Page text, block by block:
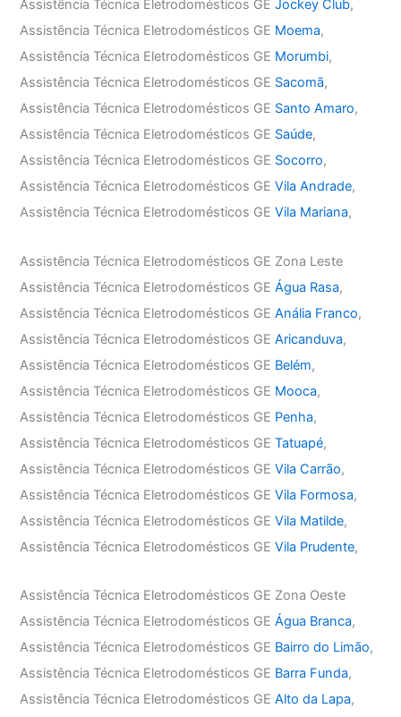
Assistência Técnica Eletrodomésticos GEJockey Club,
Assistência Técnica Eletrodomésticos GE Moema,
Assistência Técnica Eletrodomésticos GE Morumbi,
Assistência Técnica Eletrodomésticos GE Sacomã,
Assistência Técnica Eletrodomésticos GE Santo Amaro,
Assistência Técnica Eletrodomésticos GE Saúde,
Assistência Técnica Eletrodomésticos GE Socorro,
Assistência Técnica Eletrodomésticos GEVila Andrade,
Assistência Técnica Eletrodomésticos GEVila Mariana,
Assistência Técnica Eletrodomésticos GE Zona Leste
Assistência Técnica Eletrodomésticos GEÁgua Rasa,
Assistência Técnica Eletrodomésticos GEAnália Franco,
Assistência Técnica Eletrodomésticos GEAricanduva,
Assistência Técnica Eletrodomésticos GE Belém,
Assistência Técnica Eletrodomésticos GE Mooca,
Assistência Técnica Eletrodomésticos GE Penha,
Assistência Técnica Eletrodomésticos GETatuapé,
Assistência Técnica Eletrodomésticos GEVila Carrão,
Assistência Técnica Eletrodomésticos GEVila Formosa,
Assistência Técnica Eletrodomésticos GEVila Matilde,
Assistência Técnica Eletrodomésticos GEVila Prudente,
Assistência Técnica Eletrodomésticos GE Zona Oeste
Assistência Técnica Eletrodomésticos GEÁgua Branca,
Assistência Técnica Eletrodomésticos GE Bairro do Limão,
Assistência Técnica Eletrodomésticos GE Barra Funda,
Assistência Técnica Eletrodomésticos GEAlto da Lapa,